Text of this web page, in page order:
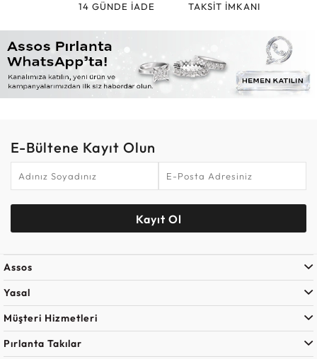
14 GÜNDE İADE TAKSİT İMKANI
E-Bültene Kayıt Olun
Kayıt Ol
Assos
Yasal
Müşteri Hizmetleri
Pırlanta Takılar